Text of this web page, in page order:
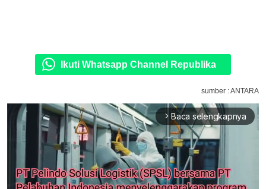
Ikuti Whatsapp Channel Republika
sumber : ANTARA
arrow_forward_ios Baca selengkapnya